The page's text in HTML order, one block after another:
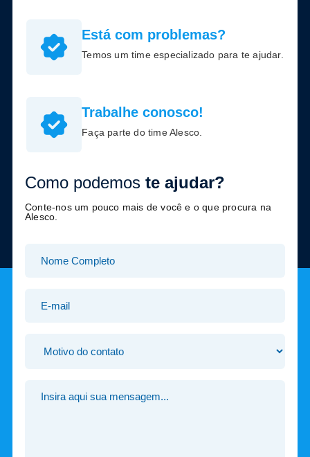
Está com problemas?
Temos um time especializado para te ajudar.
Trabalhe conosco!
Faça parte do time Alesco.
Como podemos te ajudar?
Conte-nos um pouco mais de você e o que procura na
Alesco.